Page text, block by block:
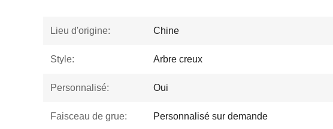
Lieu d'origine: Chine
Style: Arbre creux
Personnalisé: Oui
Faisceau de grue: Personnalisé sur demande